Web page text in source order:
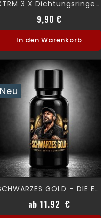
XTRM 3 X Dichtungsringe SNFFR
9,90 €Preis
In den Warenkorb
Neu
SCHWARZES GOLD – DIE ECHTE FORMEL 24 Ml
ab 11.92 €Preis